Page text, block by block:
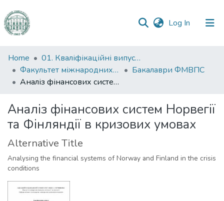
Log In (current)
Communities
&
Collections
Statistics
Home
01. Кваліфікаційні випускні роботи здобувачів вищої освіти
Факультет міжнародних відносин, політології та соціології
Бакалаври ФМВПС
Аналіз фінансових систем Норвегії та Фінляндії в кризових умовах
Аналіз фінансових систем Норвегії
та Фінляндії в кризових умовах
Alternative Title
Analysing the financial systems of Norway and Finland in the crisis
conditions